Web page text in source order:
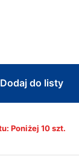
Dodaj do listy
Poniżej 10 szt.